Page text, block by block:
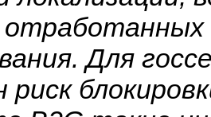
отработанных
Для